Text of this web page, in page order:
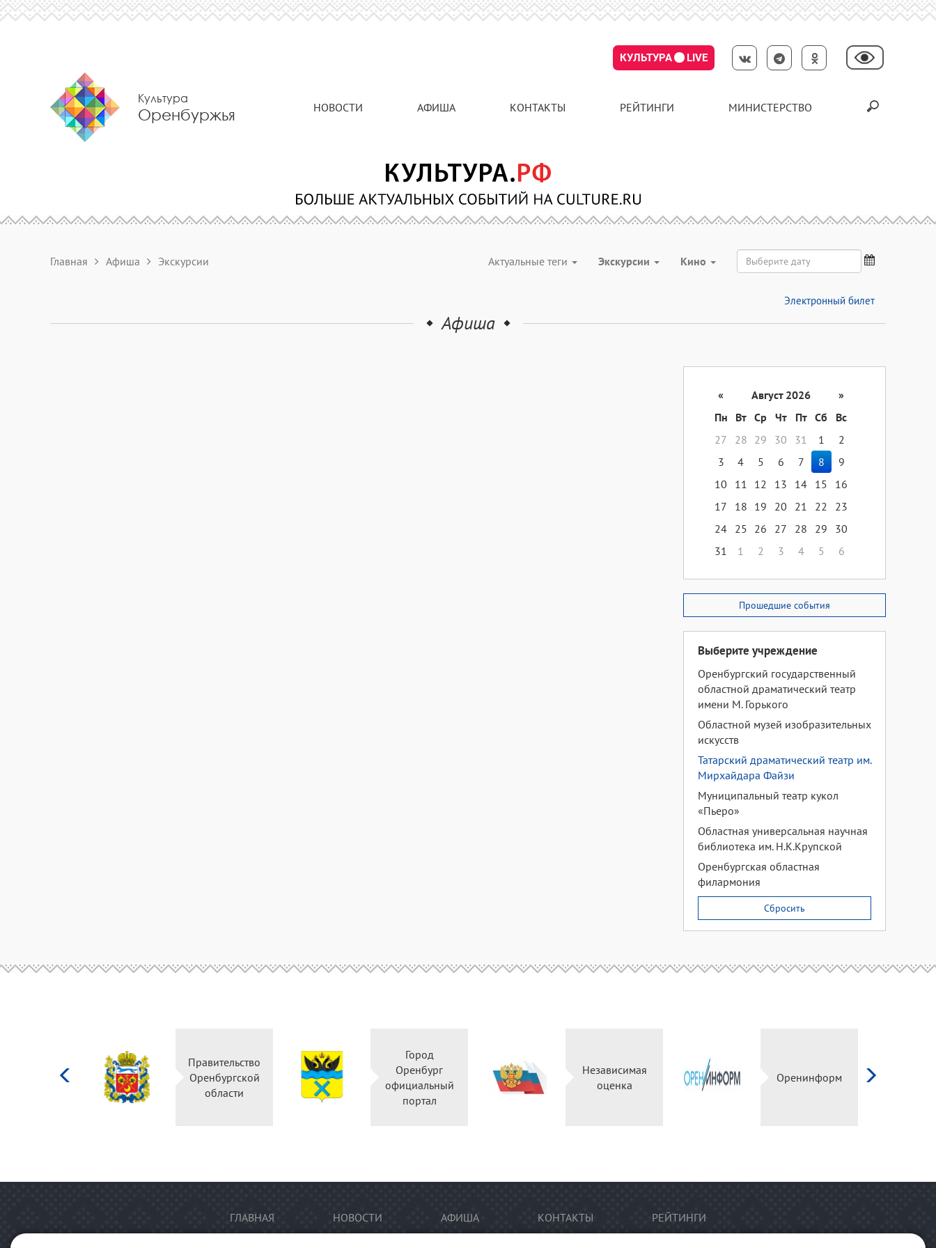
КУЛЬТУРА LIVE
Культура
Оренбуржья НОВОСТИ АФИША КОНТАКТЫ РЕЙТИНГИ МИНИСТЕРСТВО
Главная Афиша Экскурсии Актуальные теги Экскурсии Кино
Электронный билет
Афиша
« Август 2026
»
Пн
Вт Ср Чт Пт Сб
Вс
27
28 29 30 31 1
2
3
4 5 6 7 8
9
10
11 12 13 14 15
16
17
18 19 20 21 22
23
24 25 26 27 28 29
30
31
1 2 3 4 5 6
Прошедшие события
Выберите учреждение
Оренбургский государственный
областной драматический театр
имени М. Горького
Областной музей изобразительных
искусств
Татарский драматический театр им.
Мирхайдара Файзи
Муниципальный театр кукол
«Пьеро»
Областная универсальная научная
библиотека им. Н.К.Крупской
Оренбургская областная
филармония
Сбросить
Российской
Правительство
Оренбургской
области
Город
Оренбург
официальный
портал
Независимая
оценка
Оренинформ
ГЛАВНАЯ НОВОСТИ АФИША КОНТАКТЫ РЕЙТИНГИ